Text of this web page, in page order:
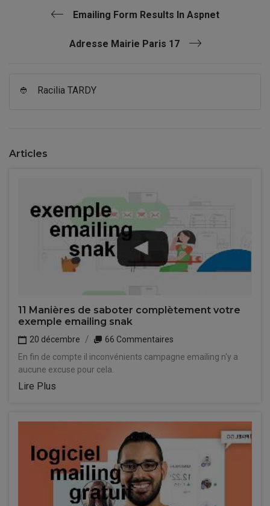
Emailing Form Results In Aspnet
Adresse Mairie Paris 17
👲 Racilia TARDY
Articles
11 Manières de saboter complètement votre
exemple emailing snak
20 décembre
66 Commentaires
En fin de compte il inconvénients campagne emailing n'y a
aucune excuse pour cela.
Lire Plus